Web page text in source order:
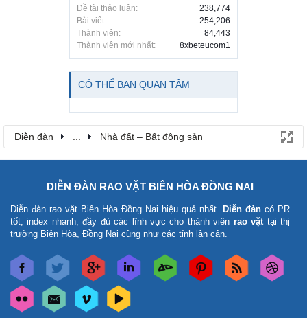
Đề tài thảo luận:
238,774
Bài viết:
254,206
Thành viên:
84,443
Thành viên mới nhất:
8xbeteucom1
CÓ THỂ BẠN QUAN TÂM
Diễn đàn Nhà đất – Bất động sản
DIỄN ĐÀN RAO VẶT BIÊN HÒA ĐỒNG NAI
Diễn đàn rao vặt Biên Hòa Đồng Nai hiệu quả nhất. Diễn đàn có PR
tốt, index nhanh, đầy đủ các lĩnh vực cho thành viên rao vặt tại thị
trường Biên Hòa, Đồng Nai cũng như các tỉnh lân cận.